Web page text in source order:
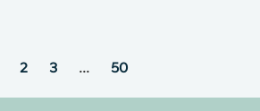
2 3 … 50